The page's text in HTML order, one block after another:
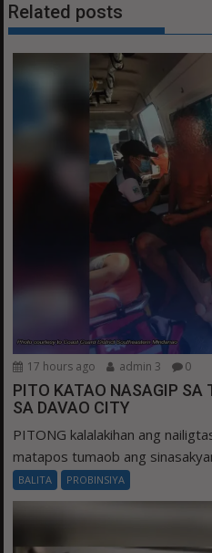
Related posts
17 hours ago admin 3 0
PITO KATAO NASAGIP SA
SA DAVAO CITY
PITONG kalalakihan ang
matapos tumaob ang
BALITA PROBINSIYA